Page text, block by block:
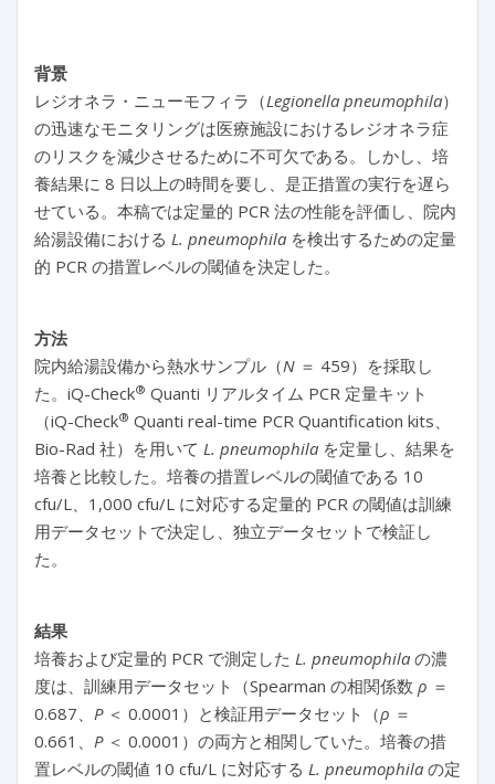
背景
レジオネラ・ニューモフィラ（Legionella pneumophila）
の迅速なモニタリングは医療施設におけるレジオネラ症
のリスクを減少させるために不可欠である。しかし、培
養結果に 8 日以上の時間を要し、是正措置の実行を遅ら
せている。本稿では定量的 PCR 法の性能を評価し、院内
給湯設備における L. pneumophila を検出するための定量
的 PCR の措置レベルの閾値を決定した。
方法
院内給湯設備から熱水サンプル（N ＝ 459）を採取し
た。iQ-Check® Quanti リアルタイム PCR 定量キット
（iQ-Check® Quanti real-time PCR Quantification kits、
Bio-Rad 社）を用いて L. pneumophila を定量し、結果を
培養と比較した。培養の措置レベルの閾値である 10
cfu/L、1,000 cfu/L に対応する定量的 PCR の閾値は訓練
用データセットで決定し、独立データセットで検証し
た。
結果
培養および定量的 PCR で測定した L. pneumophila の濃
度は、訓練用データセット（Spearman の相関係数 ρ ＝
0.687、 P＜ 0.0001）と検証用データセット（ρ ＝
0.661、 P＜ 0.0001）の両方と相関していた。培養の措
置レベルの閾値 10 cfu/L に対応する L. pneumophila の定